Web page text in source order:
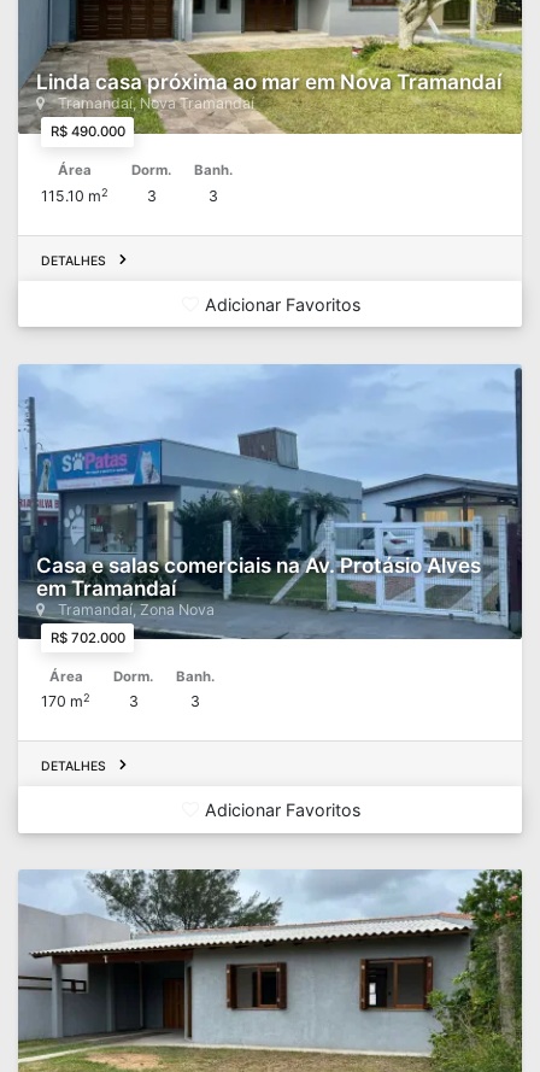
R$ 490.000
Linda casa próxima ao mar em Nova Tramandaí
Tramandaí, Nova Tramandaí
Área
115.10 m2
Dorm.
3
Banh.
3
DETALHES
Adicionar Favoritos
R$ 702.000
Casa e salas comerciais na Av. Protásio Alves
em Tramandaí
Tramandaí, Zona Nova
Área
170 m2
Dorm.
3
Banh.
3
DETALHES
Adicionar Favoritos